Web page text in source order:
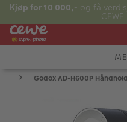
Kjøp for 10 000,- og få
Fre:
KAMERAGodox AD-H600P